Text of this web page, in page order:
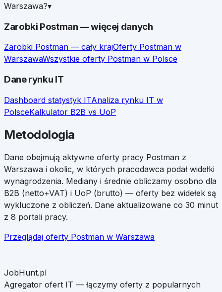
Warszawa?▾
Zarobki Postman— więcej danych
Zarobki Postman — cały krajOferty Postman w
WarszawaWszystkie oferty Postman w Polsce
Dane rynku IT
Dashboard statystyk ITAnaliza rynku IT w
PolsceKalkulator B2B vs UoP
Metodologia
Dane obejmują aktywne oferty pracy Postman z
Warszawa i okolic, w których pracodawca podał widełki
wynagrodzenia. Mediany i średnie obliczamy osobno dla
B2B (netto+VAT) i UoP (brutto) — oferty bez widełek są
wykluczone z obliczeń. Dane aktualizowane co 30 minut
z 8 portali pracy.
Przeglądaj oferty Postman w Warszawa
JobHunt.pl
Agregator ofert IT — łączymy oferty z popularnych